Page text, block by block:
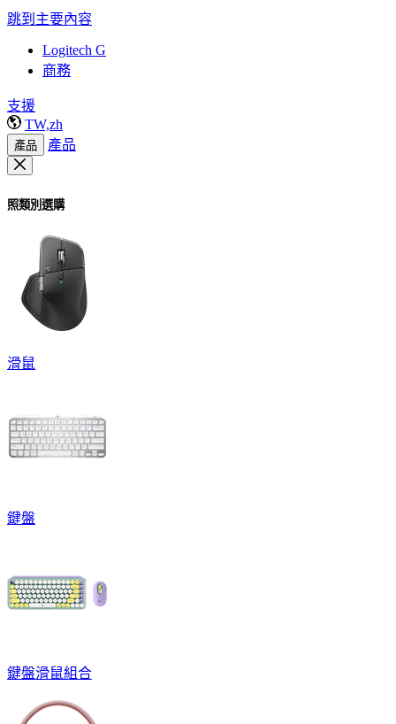
跳到主要內容
Logitech G
商務
支援
TW,zh
產品 產品
照類別選購
滑鼠
鍵盤
鍵盤滑鼠組合